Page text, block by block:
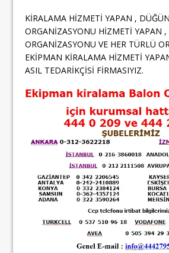
KİRALAMA HİZMETİ YAPAN , DÜĞÜN
ORGANİZASYONU HİZMETİ YAPAN ,
ORGANİZASYONU VE HER TÜRLÜ
EKİPMAN KİRALAMA HİZMETİ
ASIL TEDARİKÇİSİ FİRMASIYIZ.